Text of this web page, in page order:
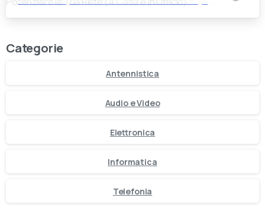
Categorie
Antennistica
Audio e Video
Elettronica
Informatica
Telefonia